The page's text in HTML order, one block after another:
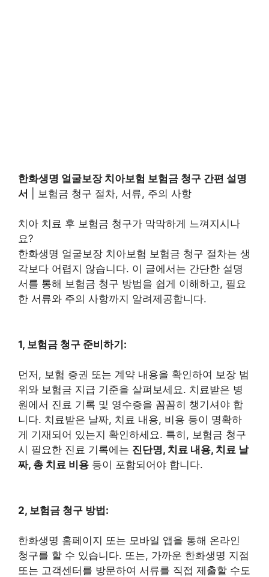
한화생명 얼굴보장 치아보험 보험금 청구 간편 설명
서 | 보험금 청구 절차, 서류, 주의 사항
치아 치료 후 보험금 청구가 막막하게 느껴지시나
요?
한화생명 얼굴보장 치아보험 보험금 청구 절차는 생
각보다 어렵지 않습니다. 이 글에서는 간단한 설명
서를 통해 보험금 청구 방법을 쉽게 이해하고, 필요
한 서류와 주의 사항까지 알려제공합니다.
1, 보험금 청구 준비하기:
먼저, 보험 증권 또는 계약 내용을 확인하여 보장 범
위와 보험금 지급 기준을 살펴보세요. 치료받은 병
원에서 진료 기록 및 영수증을 꼼꼼히 챙기셔야 합
니다. 치료받은 날짜, 치료 내용, 비용 등이 명확하
게 기재되어 있는지 확인하세요. 특히, 보험금 청구
시 필요한 진료 기록에는 진단명, 치료 내용, 치료 날
짜, 총 치료 비용 등이 포함되어야 합니다.
2, 보험금 청구 방법:
한화생명 홈페이지 또는 모바일 앱을 통해 온라인
청구를 할 수 있습니다. 또는, 가까운 한화생명 지점
또는 고객센터를 방문하여 서류를 직접 제출할 수도